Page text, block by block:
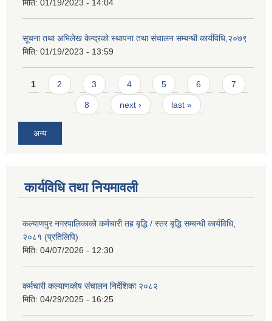
मिति: 01/19/2023 - 14:04
सूचना तथा अभिलेख केन्द्रको स्थापना तथा संचालन सम्बन्धी कार्यविधि,२०७९
मिति: 01/19/2023 - 13:59
Pages
1 2 3 4 5 6 7
8 next › last »
अन्य
कार्यविधि तथा नियमावली
कल्याणपुर नगरपालिकाको कर्मचारी तह बृद्धि / स्तर बृद्धि सम्बन्धी कार्यविधि,
२०८१ (प्रतिलिपि)
मिति: 04/07/2026 - 12:30
कर्मचारी कल्याणकोष संचालन निर्देशिका २०८२
मिति: 04/29/2025 - 16:25